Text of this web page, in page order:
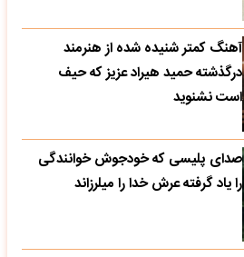
آهنگ کمتر شنیده شده از هنرمند
درگذشته حمید هیراد عزیز که حیف
است نشنوید
صدای پلیسی که خودجوش خوانندگی
را یاد گرفته عرش خدا را میلرزاند